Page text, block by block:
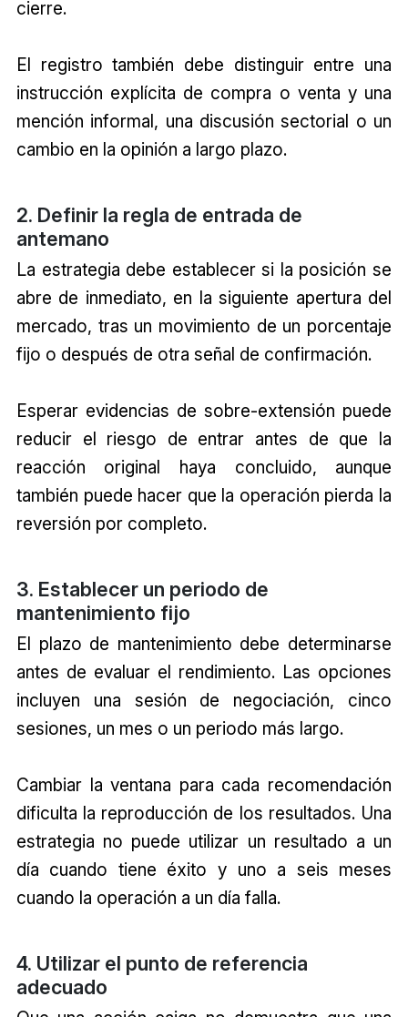
cierre.
El registro también debe distinguir entre una
instrucción explícita de compra o venta y una
mención informal, una discusión sectorial o un
cambio en la opinión a largo plazo.
2. Definir la regla de entrada de
antemano
La estrategia debe establecer si la posición se
abre de inmediato, en la siguiente apertura del
mercado, tras un movimiento de un porcentaje
fijo o después de otra señal de confirmación.
Esperar evidencias de sobre-extensión puede
reducir el riesgo de entrar antes de que la
reacción original haya concluido, aunque
también puede hacer que la operación pierda la
reversión por completo.
3. Establecer un periodo de
mantenimiento fijo
El plazo de mantenimiento debe determinarse
antes de evaluar el rendimiento. Las opciones
incluyen una sesión de negociación, cinco
sesiones, un mes o un periodo más largo.
Cambiar la ventana para cada recomendación
dificulta la reproducción de los resultados. Una
estrategia no puede utilizar un resultado a un
día cuando tiene éxito y uno a seis meses
cuando la operación a un día falla.
4. Utilizar el punto de referencia
adecuado